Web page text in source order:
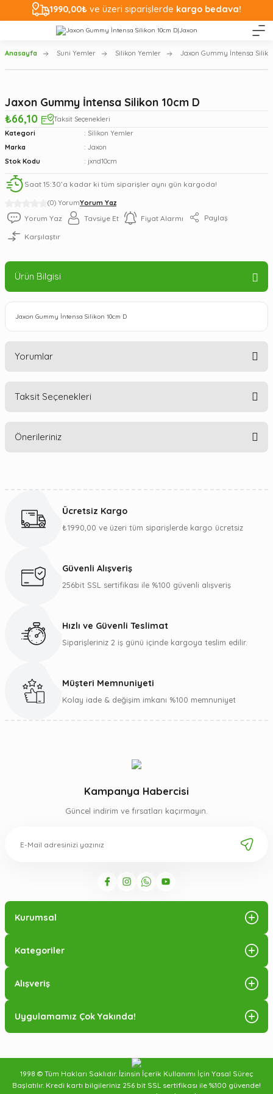
1990,00₺ ve üzeri siparişlerde kargo bedava!
Anasayfa Suni Yemler Silikon Yemler Jaxon Gummy İntensa
(0) YorumYorum Yaz
Jaxon Gummy İntensa Silikon 10cm D
₺66,10
Taksit Seçenekleri
Kategori
Silikon Yemler
Marka
Jaxon
Stok Kodu
jxnd10cm
Saat 15:30’a kadar ki tüm siparişler aynı gün kargoda!
Yorum Yaz Tavsiye Et Fiyat Alarmı Paylaş
Karşılaştır
Ürün Bilgisi
Jaxon Gummy İntensa Silikon 10cm D
Yorumlar
Taksit Seçenekleri
Önerileriniz
Görüş ve önerileriniz için teşekkür ederiz.
Ürün bilgilerinde hatalar bulunuyor.
Gönder
Ücretsiz Kargo
₺1990,00 ve üzeri tüm siparişlerde kargo ücretsiz
Güvenli Alışveriş
256bit SSL sertifikası ile %100 güvenli alışveriş
Hızlı ve Güvenli Teslimat
Siparişleriniz 2 iş günü içinde kargoya teslim edilir.
Müşteri Memnuniyeti
Kolay iade & değişim imkanı %100 memnuniyet
Kampanya Habercisi
Güncel indirim ve fırsatları kaçırmayın.
Kurumsal
Kategoriler
Alışveriş
Uygulamamız Çok Yakında!
1998 © Tüm Hakları Saklıdır. İzinsin İçerik Kullanımı İçin Yasal Süreç
Başlatılır. Kredi kartı bilgileriniz 256 bit SSL sertifikası ile %100 güvende!